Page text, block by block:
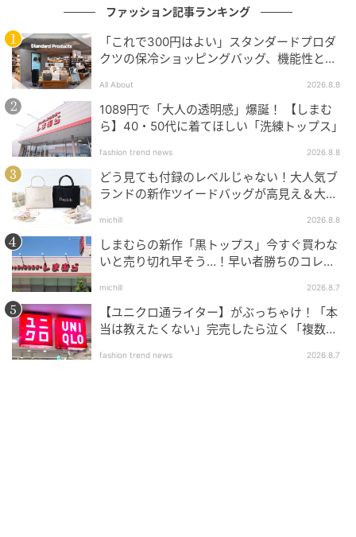
出典：GU
【GU】「ライトデニムバレルアンクルパンツ」
¥1,990（税込・セール価格）
ファッション記事ランキング
「これで300円はよい」スタンダードプロダ
クツの保冷ショッピングバッグ、機能性とデ
All About 2026.8.8
1089円で「大人の透明感」爆誕！ 【しまむ
ら】40・50代に着てほしい「洗練トップス」
fashion trend news 2026.8.8
どう見ても付録のレベルじゃない！大人気ブ
ランドの新作ツイードバッグが高見え＆大容
michill 2026.8.8
しまむらの新作「黒トップス」今すぐ買わな
いと売り切れ早そう…！早い者勝ちのコレ買
michill 2026.8.7
【ユニクロ通ライター】がぶっちゃけ！「本
当は教えたくない」完売したら泣く「複数買
fashion trend news 2026.8.7